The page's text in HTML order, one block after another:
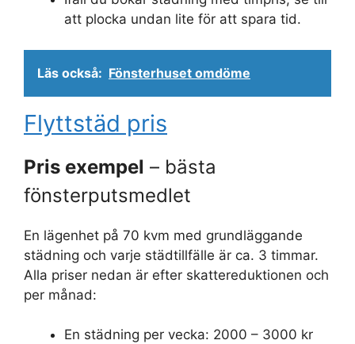
att plocka undan lite för att spara tid.
Läs också: Fönsterhuset omdöme
Flyttstäd pris
Pris exempel – bästa
fönsterputsmedlet
En lägenhet på 70 kvm med grundläggande
städning och varje städtillfälle är ca. 3 timmar.
Alla priser nedan är efter skattereduktionen och
per månad:
En städning per vecka: 2000 – 3000 kr